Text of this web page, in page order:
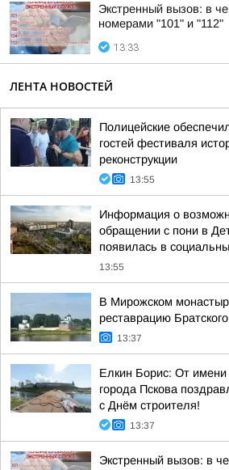
Экстренный вызов: в
номерами "101" и "112"
13:33
ЛЕНТА НОВОСТЕЙ
Полицейские
гостей фестиваля
реконструкции
13:55
Информация о
обращении с пони в
появилась в
13:55
В Мирожском
реставрацию
13:37
Елкин Борис: От
города Пскова
с Днём строителя!
13:37
Экстренный вызов: в